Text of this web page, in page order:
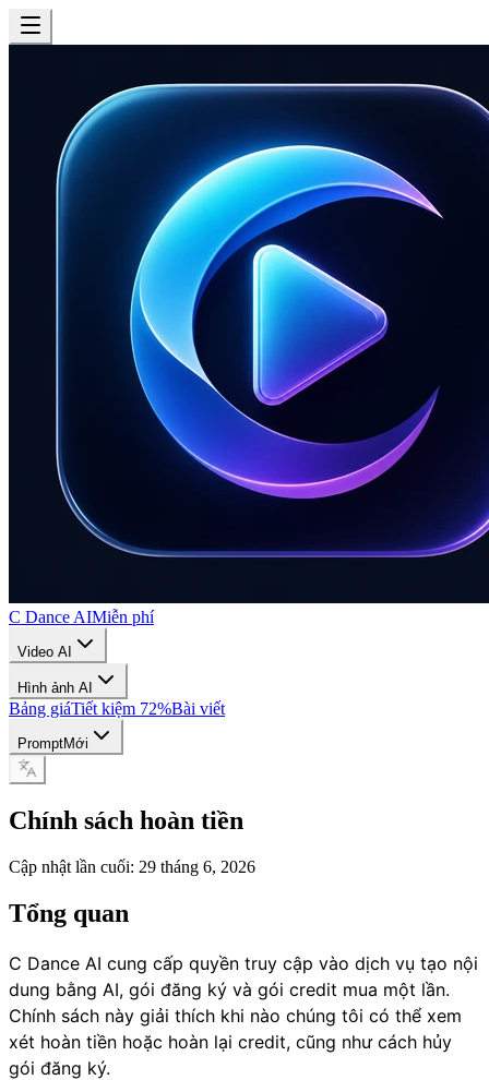
C Dance AIMiễn phí
Video AI
Hình ảnh AI
Bảng giáTiết kiệm 72%Bài viết
PromptMới
Chính sách hoàn tiền
Cập nhật lần cuối: 29 tháng 6, 2026
Tổng quan
C Dance AI cung cấp quyền truy cập vào dịch vụ tạo nội
dung bằng AI, gói đăng ký và gói credit mua một lần.
Chính sách này giải thích khi nào chúng tôi có thể xem
xét hoàn tiền hoặc hoàn lại credit, cũng như cách hủy
gói đăng ký.